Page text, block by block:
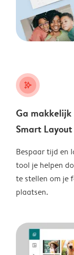
stars_plus
Ga makkelijk
Smart
Bespaar tijd en
tool je helpen
te stellen om je
plaatsen.